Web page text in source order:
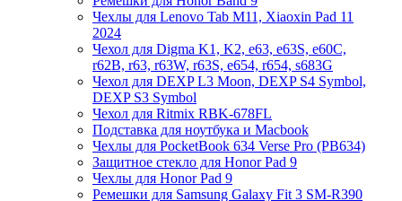
Чехлы для Lenovo Tab M11, Xiaoxin Pad 11
2024
Чехол для Digma K1, K2, e63, e63S, e60C,
r62B, r63, r63W, r63S, e654, r654, s683G
Чехол для DEXP L3 Moon, DEXP S4 Symbol,
DEXP S3 Symbol
Чехол для Ritmix RBK-678FL
Подставка для ноутбука и Macbook
Чехлы для PocketBook 634 Verse Pro (PB634)
Защитное стекло для Honor Pad 9
Чехлы для Honor Pad 9
Ремешки для Samsung Galaxy Fit 3 SM-R390